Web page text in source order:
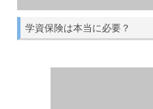
学資保険は本当に必要？